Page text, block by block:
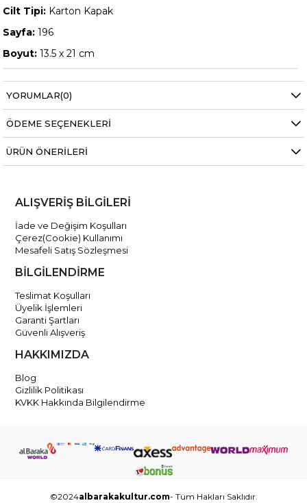
Cilt Tipi: Karton Kapak
Sayfa:196
Boyut:13.5 x 21 cm
YORUMLAR(0)
ÖDEME SEÇENEKLERI
ÜRÜN ÖNERILERI
ALIŞVERİŞ BİLGİLERİ
İade ve Değişim Koşulları
Çerez(Cookie) Kullanımı
Mesafeli Satış Sözleşmesi
BİLGİLENDİRME
Teslimat Koşulları
Üyelik İşlemleri
Garanti Şartları
Güvenli Alışveriş
HAKKIMIZDA
Blog
Gizlilik Politikası
KVKK Hakkında Bilgilendirme
©2024albarakakultur.com- Tüm Hakları Saklıdır.